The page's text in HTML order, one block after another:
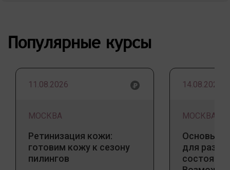
Популярные курсы
11.08.2026
МОСКВА
Ретинизация кожи:
готовим кожу к сезону
пилингов
14.08.2026
МОСКВА
Основы
для